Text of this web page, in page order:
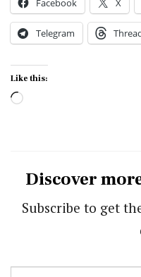
Facebook X
Telegram
Like this:
Loading…
Discover
Subscribe to get